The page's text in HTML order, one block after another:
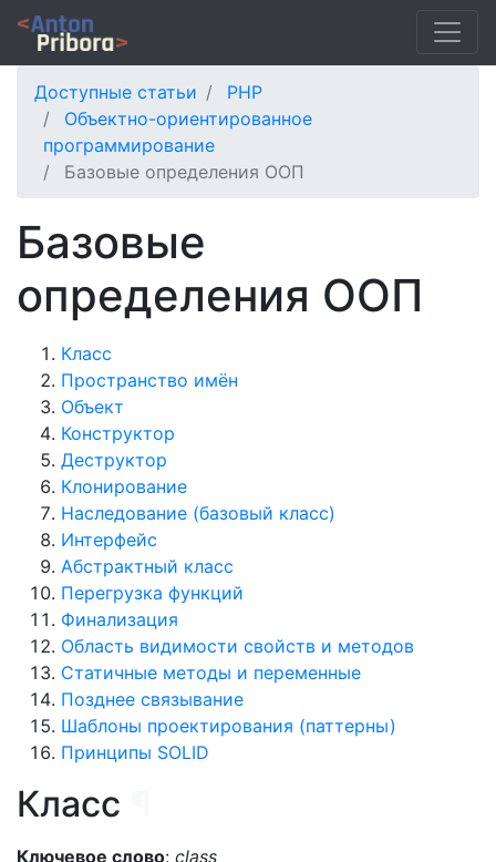
Доступные статьи
PHP
Объектно-ориентированное
программирование
Базовые определения ООП
Базовые
определения ООП
Класс
Пространство имён
Объект
Конструктор
Деструктор
Клонирование
Наследование (базовый класс)
Интерфейс
Абстрактный класс
Перегрузка функций
Финализация
Область видимости свойств и методов
Статичные методы и переменные
Позднее связывание
Шаблоны проектирования (паттерны)
Принципы SOLID
Класс
Ключевое слово: class